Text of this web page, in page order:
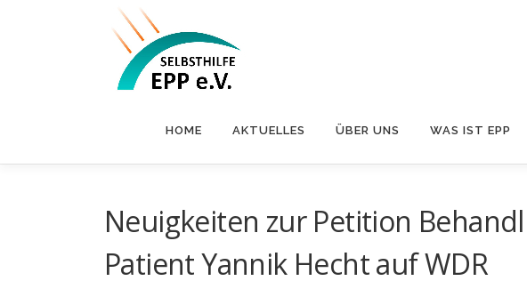
HOME AKTUELLES ÜBER UNS WAS IST EPP
Neuigkeiten zur Petition
Patient Yannik Hecht auf WDR